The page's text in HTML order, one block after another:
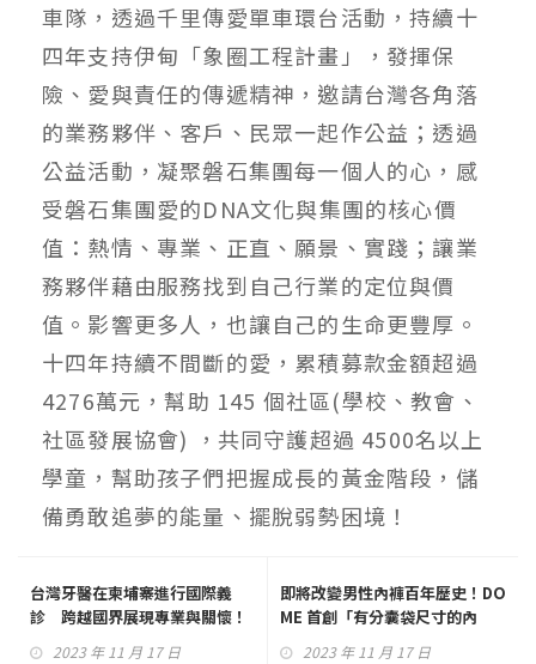
車隊，透過千里傳愛單車環台活動，持續十
四年支持伊甸「象圈工程計畫」，發揮保
險、愛與責任的傳遞精神，邀請台灣各角落
的業務夥伴、客戶、民眾一起作公益；透過
公益活動，凝聚磐石集團每一個人的心，感
受磐石集團愛的DNA文化與集團的核心價
值：熱情、專業、正直、願景、實踐；讓業
務夥伴藉由服務找到自己行業的定位與價
值。影響更多人，也讓自己的生命更豐厚。
十四年持續不間斷的愛，累積募款金額超過
4276萬元，幫助 145 個社區(學校、教會、
社區發展協會) ，共同守護超過 4500名以上
學童，幫助孩子們把握成長的黃金階段，儲
備勇敢追夢的能量、擺脫弱勢困境！
台灣牙醫在柬埔寨進行國際義
診 跨越國界展現專業與關懷！
2023 年 11 月 17 日
即將改變男性內褲百年歷史！DO
ME 首創「有分囊袋尺寸的內
褲」男人此生都該擁有！
2023 年 11 月 17 日